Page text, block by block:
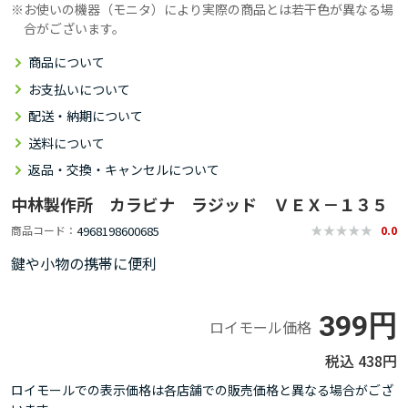
お使いの機器（モニタ）により実際の商品とは若干色が異なる場
合がございます。
商品について
お支払いについて
配送・納期について
送料について
返品・交換・キャンセルについて
中林製作所 カラビナ ラジッド ＶＥＸ－１３５
商品コード 4968198600685 0.0
鍵や小物の携帯に便利
ロイモール価格 399円
438円
ロイモールでの表示価格は各店舗での販売価格と異なる場合がござ